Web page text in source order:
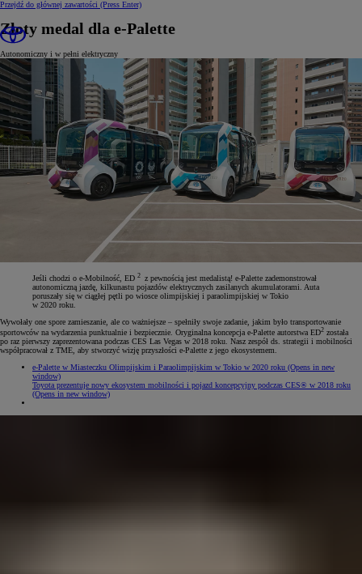
Przejdź do głównej zawartości (Press Enter)
Złoty medal dla e-Palette
Autonomiczny i w pełni elektryczny
Jeśli chodzi o e-Mobilność, ED 2 z pewnością jest medalistą! e-Palette zademonstrował
autonomiczną jazdę, kilkunastu pojazdów elektrycznych zasilanych akumulatorami. Auta
poruszały się w ciągłej pętli po wiosce olimpijskiej i paraolimpijskiej w Tokio
w 2020 roku.
Wywołały one spore zamieszanie, ale co ważniejsze – spełniły swoje zadanie, jakim było transportowanie
sportowców na wydarzenia punktualnie i bezpiecznie. Oryginalna koncepcja e-Palette autorstwa ED2 została
po raz pierwszy zaprezentowana podczas CES Las Vegas w 2018 roku. Nasz zespół ds. strategii i mobilności
współpracował z TME, aby stworzyć wizję przyszłości e-Palette z jego ekosystemem.
e-Palette w Miasteczku Olimpijskim i Paraolimpijskim w Tokio w 2020 roku (Opens in new
window)
Toyota prezentuje nowy ekosystem mobilności i pojazd koncepcyjny podczas CES® w 2018 roku
(Opens in new window)